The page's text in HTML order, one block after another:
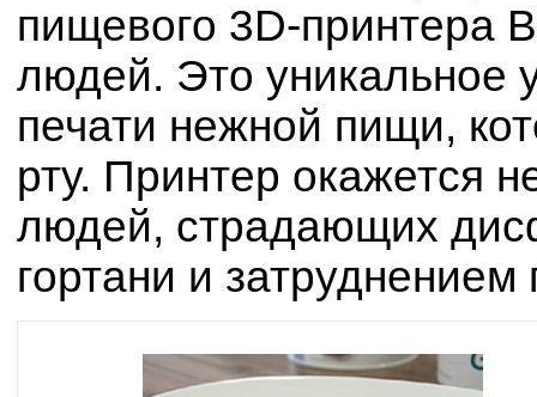
пищевого 3D-принтера
людей. Это уникальное
печати нежной пищи,
рту. Принтер окажется
людей, страдающих
гортани и